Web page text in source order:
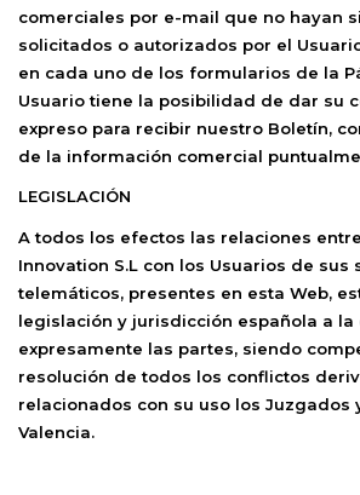
comerciales por e-mail que no hayan
solicitados o autorizados por el
en cada uno de los formularios de la
Usuario tiene la posibilidad de dar su
expreso para recibir nuestro Boletín,
de la información comercial
LEGISLACIÓN
A todos los efectos las relaciones entre
Innovation S.L con los Usuarios de sus
telemáticos, presentes en esta Web,
legislación y jurisdicción española a la
expresamente las partes, siendo
resolución de todos los conflictos
relacionados con su uso los Juzgados
Valencia.